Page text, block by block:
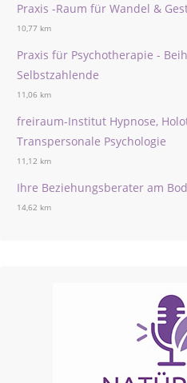
Praxis -Raum für Wandel &
10,77 km
Praxis für Psychotherapie -
Selbstzahlende
11,06 km
freiraum-Institut Hypnose,
Transpersonale Psychologie
11,12 km
Ihre Beziehungsberater am
14,62 km